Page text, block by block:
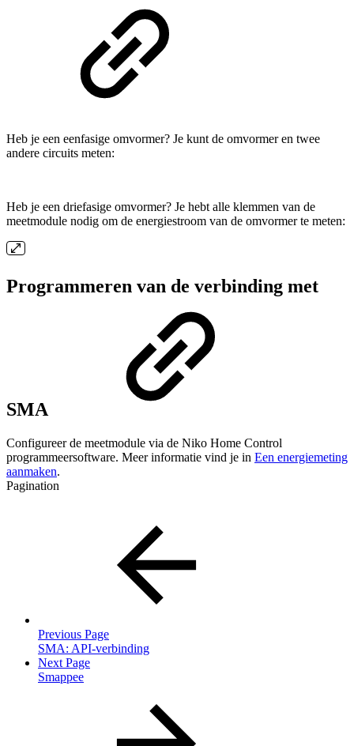
Heb je een eenfasige omvormer? Je kunt de omvormer en twee
andere circuits meten:
Heb je een driefasige omvormer? Je hebt alle klemmen van de
meetmodule nodig om de energiestroom van de omvormer te meten:
Programmeren van de verbinding met
SMA
Configureer de meetmodule via de Niko Home Control
programmeersoftware. Meer informatie vind je in Een energiemeting
aanmaken.
Pagination
Previous Page
SMA: API-verbinding
Next Page
Smappee